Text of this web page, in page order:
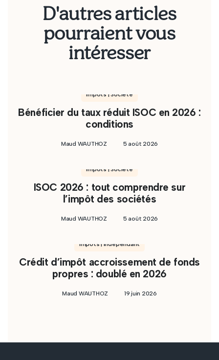
D'autres articles
pourraient vous
intéresser
Impôts | Société
Bénéficier du taux réduit ISOC en 2026 :
conditions
Maud WAUTHOZ 5 août 2026
Impôts | Société
ISOC 2026 : tout comprendre sur
l’impôt des sociétés
Maud WAUTHOZ 5 août 2026
Impôts | Indépendant
Crédit d’impôt accroissement de fonds
propres : doublé en 2026
Maud WAUTHOZ 19 juin 2026